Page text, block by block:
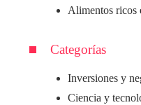
Alimentos ricos
Categorías
Inversiones y
Ciencia y